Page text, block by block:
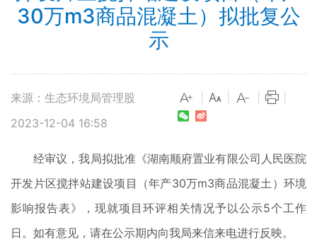
30万m3商品混凝土）拟批复公
示
来源：生态环境局管理股
2023-12-04 16:58
经审议，我局拟批准《湖南顺府置业有限公司人民医院
开发片区搅拌站建设项目（年产30万m3商品混凝土）环境
影响报告表》，现就项目环评相关情况予以公示5个工作
日。如有意见，请在公示期内向我局来信来电进行反映。